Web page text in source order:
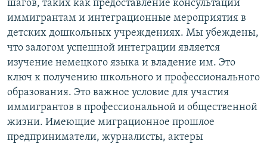
шагов, таких как предоставление консультаций
иммигрантам и интеграционные мероприятия в
детских дошкольных учреждениях. Мы убеждены,
что залогом успешной интеграции является
изучение немецкого языка и владение им. Это
ключ к получению школьного и профессионального
образования. Это важное условие для участия
иммигрантов в профессиональной и общественной
жизни. Имеющие миграционное прошлое
предприниматели, журналисты, актеры